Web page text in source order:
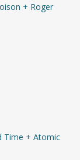
+ Roger
Time + Atomic